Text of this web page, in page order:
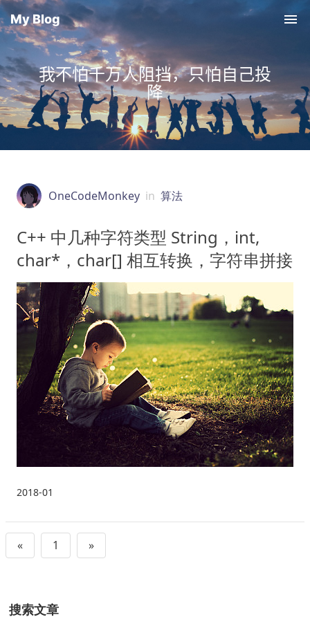
My Blog
我不怕千万人阻挡，只怕自己投
降
OneCodeMonkey in 算法
C++ 中几种字符类型 String，int,
char*，char[] 相互转换，字符串拼接
2018-01
« 1 »
搜索文章